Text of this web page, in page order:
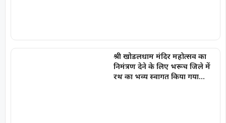
श्री खोडलधाम मंदिर महोत्सव का
निमंत्रण देने के लिए भरूच जिले में
रथ का भव्य स्वागत किया गया…